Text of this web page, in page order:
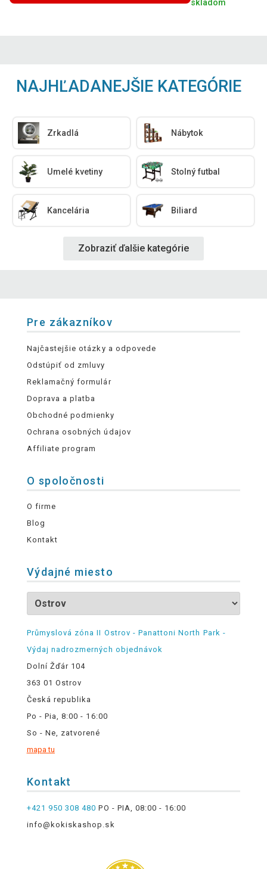
skladom
NAJHĽADANEJŠIE KATEGÓRIE
Zrkadlá Nábytok
Umelé kvetiny Stolný futbal
Kancelária Biliard
Zobraziť ďalšie kategórie
Pre zákazníkov
Najčastejšie otázky a odpovede
Odstúpiť od zmluvy
Reklamačný formulár
Doprava a platba
Obchodné podmienky
Ochrana osobných údajov
Affiliate program
O spoločnosti
O firme
Blog
Kontakt
Výdajné miesto
Průmyslová zóna II Ostrov - Panattoni North Park -
Výdaj nadrozmerných objednávok
Dolní Žďár 104
363 01 Ostrov
Česká republika
Po - Pia, 8:00 - 16:00
So - Ne, zatvorené
mapa tu
Kontakt
+421 950 308 480 PO - PIA, 08:00 - 16:00
info@kokiskashop.sk